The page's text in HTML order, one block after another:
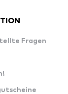
Fragen